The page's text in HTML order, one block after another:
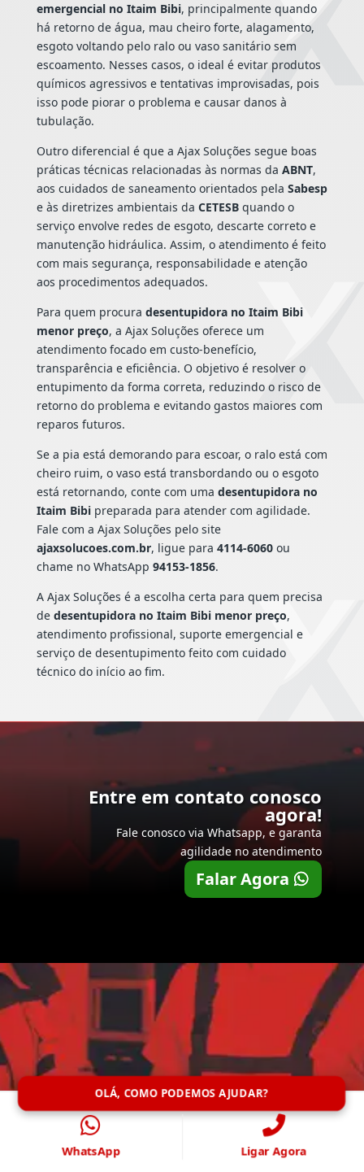
emergencial no Itaim Bibi, principalmente quando
há retorno de água, mau cheiro forte, alagamento,
esgoto voltando pelo ralo ou vaso sanitário sem
escoamento. Nesses casos, o ideal é evitar produtos
químicos agressivos e tentativas improvisadas, pois
isso pode piorar o problema e causar danos à
tubulação.
Outro diferencial é que a Ajax Soluções segue boas
práticas técnicas relacionadas às normas da ABNT,
aos cuidados de saneamento orientados pela Sabesp
e às diretrizes ambientais da CETESBquando o
serviço envolve redes de esgoto, descarte correto e
manutenção hidráulica. Assim, o atendimento é feito
com mais segurança, responsabilidade e atenção
aos procedimentos adequados.
Para quem procura desentupidora no Itaim Bibi
menor preço, a Ajax Soluções oferece um
atendimento focado em custo-benefício,
transparência e eficiência. O objetivo é resolver o
entupimento da forma correta, reduzindo o risco de
retorno do problema e evitando gastos maiores com
reparos futuros.
Se a pia está demorando para escoar, o ralo está com
cheiro ruim, o vaso está transbordando ou o esgoto
está retornando, conte com uma desentupidora no
Itaim Bibipreparada para atender com agilidade.
Fale com a Ajax Soluções pelo site
ajaxsolucoes.com.br, ligue para 4114-6060ou
chame no WhatsApp 94153-1856.
A Ajax Soluções é a escolha certa para quem precisa
de desentupidora no Itaim Bibi menor preço,
atendimento profissional, suporte emergencial e
serviço de desentupimento feito com cuidado
técnico do início ao fim.
Entre em contato conosco
agora!
Fale conosco via Whatsapp, e garanta
agilidade no atendimento
Falar Agora
OLÁ, COMO PODEMOS AJUDAR?
WhatsApp Ligar Agora